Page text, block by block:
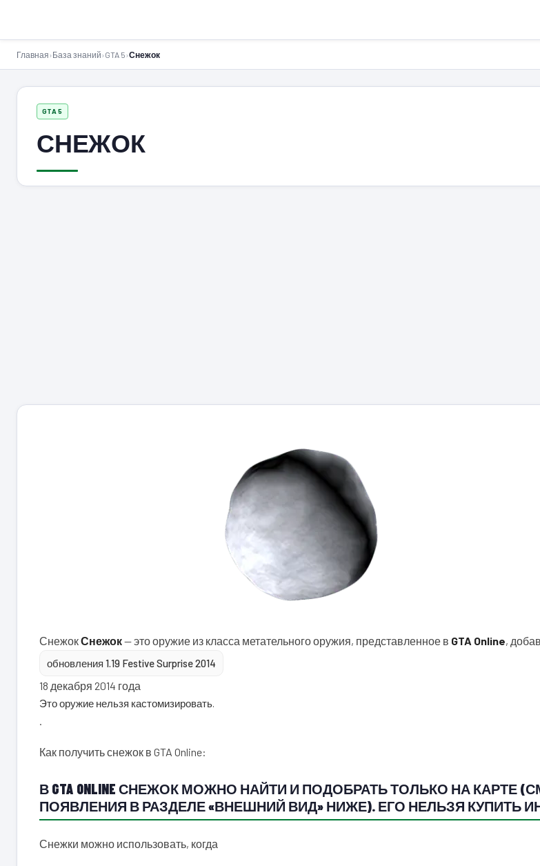
Главная›База знаний›GTA 5›Снежок
GTA 5
СНЕЖОК
СнежокСнежок— это оружие из класса метательного оружия, представленное в GTA Online,
обновления 1.19 Festive Surprise 2014
18 декабря 2014 года
Это оружие нельзя кастомизировать.
.
Как получить снежок в GTA Online:
В GTA ONLINE СНЕЖОК МОЖНО НАЙТИ И ПОДОБРАТЬ ТОЛЬКО НА КАРТЕ
ПОЯВЛЕНИЯ В РАЗДЕЛЕ «ВНЕШНИЙ ВИД» НИЖЕ). ЕГО НЕЛЬЗЯ КУПИТЬ
Снежки можно использовать, когда